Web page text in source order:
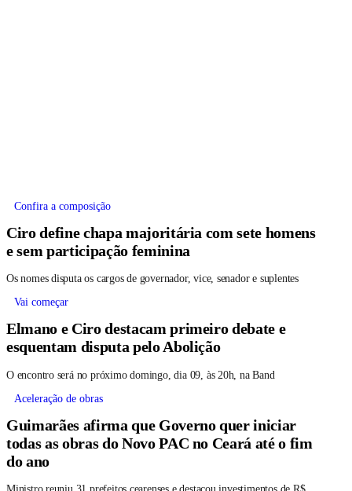
Confira a composição
Ciro define chapa majoritária com sete homens
e sem participação feminina
Os nomes disputa os cargos de governador, vice, senador e suplentes
Vai começar
Elmano e Ciro destacam primeiro debate e
esquentam disputa pelo Abolição
O encontro será no próximo domingo, dia 09, às 20h, na Band
Aceleração de obras
Guimarães afirma que Governo quer iniciar
todas as obras do Novo PAC no Ceará até o fim
do ano
Ministro reuniu 31 prefeitos cearenses e destacou investimentos de R$